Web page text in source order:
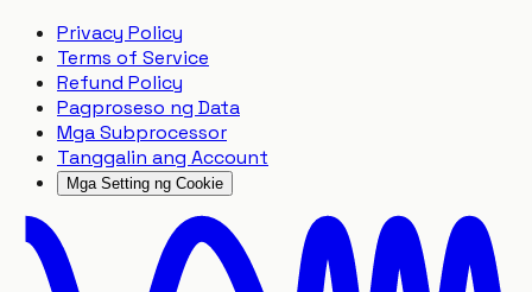
Privacy Policy
Terms of Service
Refund Policy
Pagproseso ng Data
Mga Subprocessor
Tanggalin ang Account
Mga Setting ng Cookie